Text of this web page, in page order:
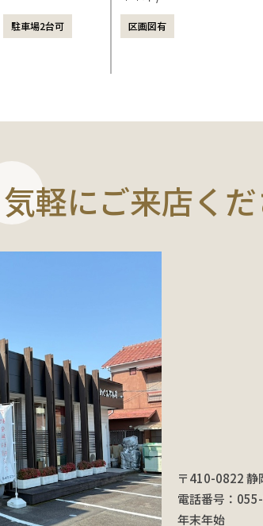
駐車場2台可 区画図有
気軽にご来店く
〒410-0822 静
電話番号：
年末年始